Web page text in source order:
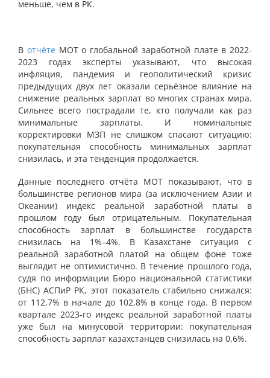
меньше, чем в РК.
В отчёте МОТ о глобальной заработной плате в 2022-
2023 годах эксперты указывают, что высокая
инфляция, пандемия и геополитический кризис
предыдущих двух лет оказали серьёзное влияние на
снижение реальных зарплат во многих странах мира.
Сильнее всего пострадали те, кто получали как раз
минимальные зарплаты. И номинальные
корректировки МЗП не слишком спасают ситуацию:
покупательная способность минимальных зарплат
снизилась, и эта тенденция продолжается.
Данные последнего отчёта МОТ показывают, что в
большинстве регионов мира (за исключением Азии и
Океании) индекс реальной заработной платы в
прошлом году был отрицательным. Покупательная
способность зарплат в большинстве государств
снизилась на 1%–4%. В Казахстане ситуация с
реальной заработной платой на общем фоне тоже
выглядит не оптимистично. В течение прошлого года,
судя по информации Бюро национальной статистики
(БНС) АСПиР РК, этот показатель стабильно снижался:
от 112,7% в начале до 102,8% в конце года. В первом
квартале 2023-го индекс реальной заработной платы
уже был на минусовой территории: покупательная
способность зарплат казахстанцев снизилась на 0,6%.